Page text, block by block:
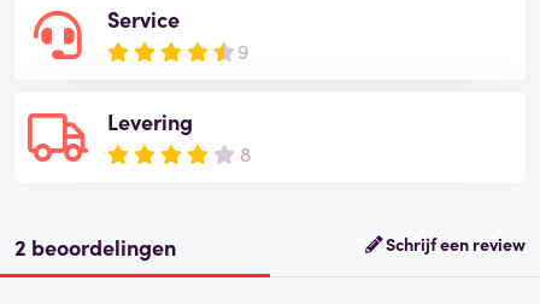
Service
9
Levering
8
2 beoordelingen Schrijf een review